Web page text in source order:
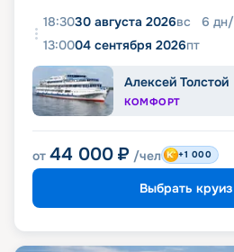
18:3030 августа 2026вс 6 дн/
13:0004 сентября 2026пт
Алексей Толстой
КОМФОРТ
от 44 000 ₽ /чел +1 000
Выбрать круиз